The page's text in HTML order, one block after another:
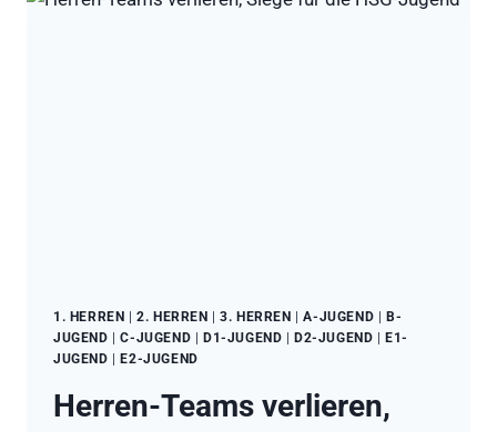
1. HERREN |2. HERREN |3. HERREN |A-JUGEND |B-
JUGEND |C-JUGEND | D1-JUGEND |D2-JUGEND |E1-
JUGEND |E2-JUGEND
Herren-Teams verlieren,